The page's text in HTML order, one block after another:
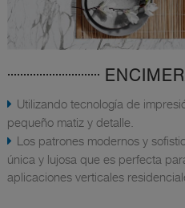
Utilizando tecnología de
pequeño matiz y detalle.
Los patrones modernos y
única y lujosa que es perfecta
aplicaciones verticales